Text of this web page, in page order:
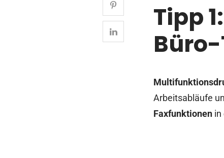
Tipp
Arbeitsabläufe
Faxfunktionen in